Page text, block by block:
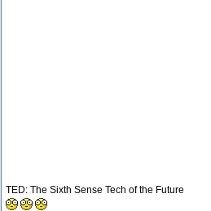
TED: The Sixth Sense Tech of the Future